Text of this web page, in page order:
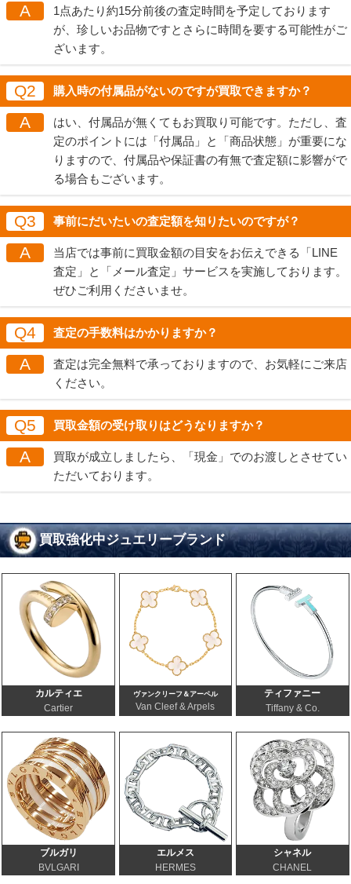
A
1点あたり約15分前後の査定時間を予定しております
が、珍しいお品物ですとさらに時間を要する可能性がご
ざいます。
Q2 購入時の付属品がないのですが買取できますか？
A
はい、付属品が無くてもお買取り可能です。ただし、査
定のポイントには「付属品」と「商品状態」が重要にな
りますので、付属品や保証書の有無で査定額に影響がで
る場合もございます。
Q3 事前にだいたいの査定額を知りたいのですが？
A
当店では事前に買取金額の目安をお伝えできる「LINE
査定」と「メール査定」サービスを実施しております。
ぜひご利用くださいませ。
Q4 査定の手数料はかかりますか？
A
査定は完全無料で承っておりますので、お気軽にご来店
ください。
Q5 買取金額の受け取りはどうなりますか？
A
買取が成立しましたら、「現金」でのお渡しとさせてい
ただいております。
買取強化中ジュエリーブランド
カルティエ
Cartier
ヴァンクリーフ＆アーペル
Van Cleef & Arpels
ティファニー
Tiffany & Co.
ブルガリ
BVLGARI
エルメス
HERMES
シャネル
CHANEL